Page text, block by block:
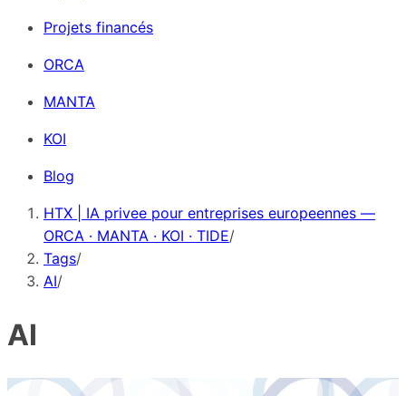
Projets financés
ORCA
MANTA
KOI
Blog
HTX | IA privee pour entreprises europeennes —
ORCA · MANTA · KOI · TIDE/
Tags/
AI/
AI